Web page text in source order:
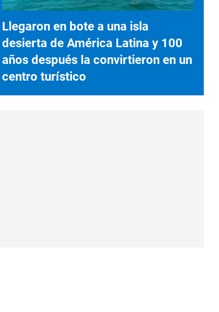
Llegaron en bote a una isla
desierta de América Latina y 100
años después la convirtieron en un
centro turístico